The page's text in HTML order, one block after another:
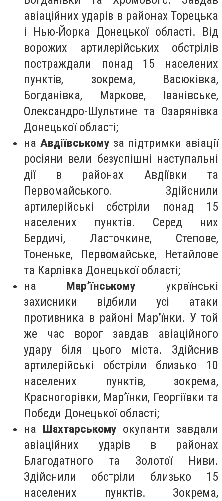
авіаційних ударів в районах Торецька
і Нью-Йорка Донецької області. Від
ворожих артилерійських обстрілів
постраждали понад 15 населених
пунктів, зокрема, Васюківка,
Богданівка, Маркове, Іванівське,
Олександро-Шультине та Озарянівка
Донецької області;
на Авдіївському за підтримки авіації
росіяни вели безуспішні наступальні
дії в районах Авдіївки та
Первомайського. Здійснили
артилерійські обстріли понад 15
населених пунктів. Серед них
Бердичі, Ласточкине, Степове,
Тоненьке, Первомайське, Нетайлове
та Карлівка Донецької області;
на Мар’їнському українські
захисники відбили усі атаки
противника в районі Мар’їнки. У той
же час ворог завдав авіаційного
удару біля цього міста. Здійснив
артилерійські обстріли близько 10
населених пунктів, зокрема,
Красногорівки, Мар’їнки, Георгіївки та
Побєди Донецької області;
на Шахтарському окупанти завдали
авіаційних ударів в районах
Благодатного та Золотої Ниви.
Здійснили обстріли близько 15
населених пунктів. Зокрема,